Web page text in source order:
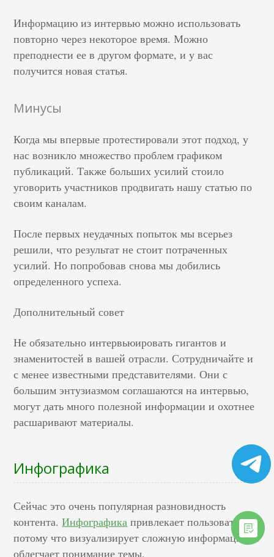
Информацию из интервью можно использовать
повторно через некоторое время. Можно
преподнести ее в другом формате, и у вас
получится новая статья.
Минусы
Когда мы впервые протестировали этот подход, у
нас возникло множество проблем графиком
публикаций. Также больших усилий стоило
уговорить участников продвигать нашу статью по
своим каналам.
После первых неудачных попыток мы всерьез
решили, что результат не стоит потраченных
усилий. Но попробовав снова мы добились
определенного успеха.
Дополнительный совет
Не обязательно интервьюировать гигантов и
знаменитостей в вашей отрасли. Сотрудничайте и
с менее известными представителями. Они с
большим энтузиазмом соглашаются на интервью,
могут дать много полезной информации и охотнее
расшаривают материалы.
Инфографика
Сейчас это очень популярная разновидность
контента.Инфографика привлекает пользователей,
потому что визуализирует сложную информацию и
облегчает понимание темы.